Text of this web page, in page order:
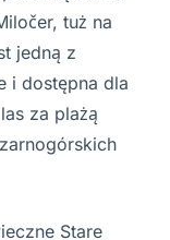
tuż na
jedną z
i dostępna dla
za plażą
Stare